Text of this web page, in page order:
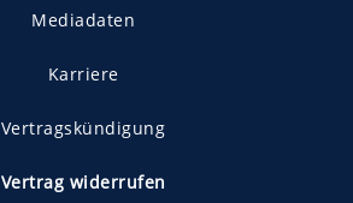
Mediadaten
Karriere
Vertragskündigung
Vertrag widerrufen